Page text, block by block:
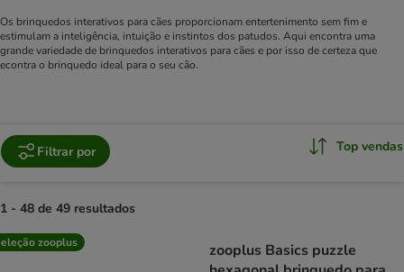
Os brinquedos interativos para cães proporcionam entertenimento sem fim e
estimulam a inteligência, intuição e instintos dos patudos. Aqui encontra uma
grande variedade de brinquedos interativos para cães e por isso de certeza que
econtra o brinquedo ideal para o seu cão.
Filtrar por Top vendas
1 - 48 de 49 resultados
product items have been changed
zooplus
zooplus Basics puzzle